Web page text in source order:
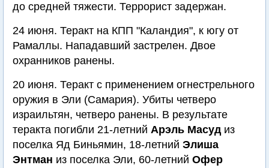
до средней тяжести. Террорист задержан.
24 июня. Теракт на КПП "Каландия", к югу от
Рамаллы. Нападавший застрелен. Двое
охранников ранены.
20 июня. Теракт с применением огнестрельного
оружия в Эли (Самария). Убиты четверо
израильтян, четверо ранены. В результате
теракта погибли 21-летний Арэль Масудиз
поселка Яд Биньямин, 18-летний Элиша
Энтман из поселка Эли, 60-летний Офер